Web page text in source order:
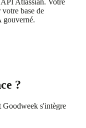
Atlassian. Votre
base de
gouverné.
?
Goodweek s'intègre